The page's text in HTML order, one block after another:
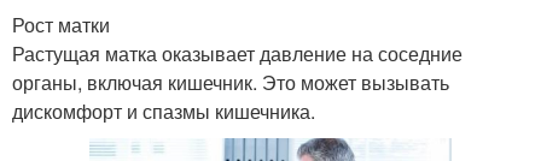
Рост матки
Растущая матка оказывает давление на соседние
органы, включая кишечник. Это может вызывать
дискомфорт и спазмы кишечника.